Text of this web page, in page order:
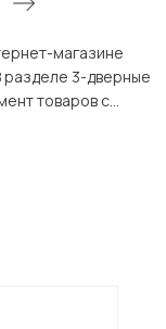
магазине
товаров с